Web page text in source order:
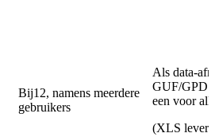
Bij12, namens meerdere
gebruikers
Als data-
GUF/GPD
een voor
(XLS